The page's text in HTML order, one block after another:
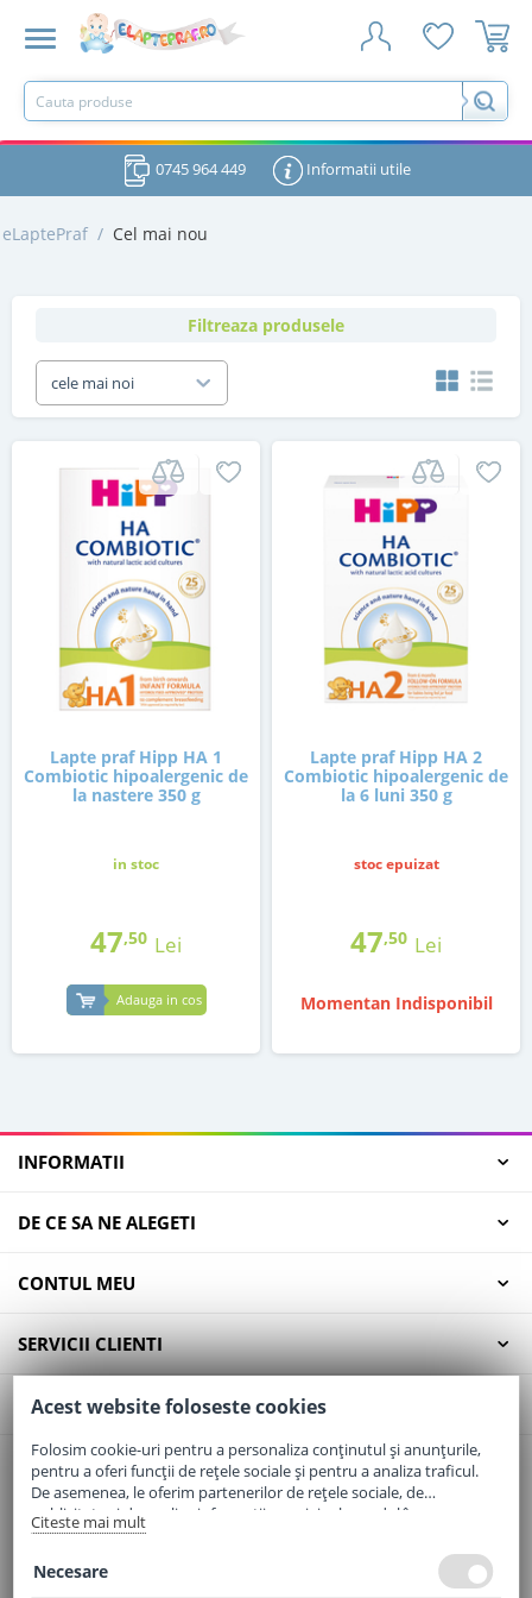
0745 964 449 Informatii utile
eLaptePraf / Cel mai nou
Filtreaza produsele
cele mai noi
Lapte praf Hipp HA 1
Combiotic hipoalergenic de
la nastere 350 g
in stoc
47,50 Lei
Adauga in cos
Lapte praf Hipp HA 2
Combiotic hipoalergenic de
la 6 luni 350 g
stoc epuizat
47,50 Lei
Momentan Indisponibil
INFORMATII
DE CE SA NE ALEGETI
CONTUL MEU
SERVICII CLIENTI
CONTACT
Email:office@elaptepraf.ro
Telefon:0745-964-449
Adresa:Sos. Borsului, Nr. 20, Oradea, Jud. Bihor
Acest website foloseste cookies
Folosim cookie-uri pentru a personaliza conținutul și anunțurile,
pentru a oferi funcții de rețele sociale și pentru a analiza traficul.
De asemenea, le oferim partenerilor de rețele sociale, de
publicitate și de analize informații cu privire la modul în care
folosiți site-ul nostru. Aceștia le pot combina cu alte informații
Citeste mai mult
Necesare